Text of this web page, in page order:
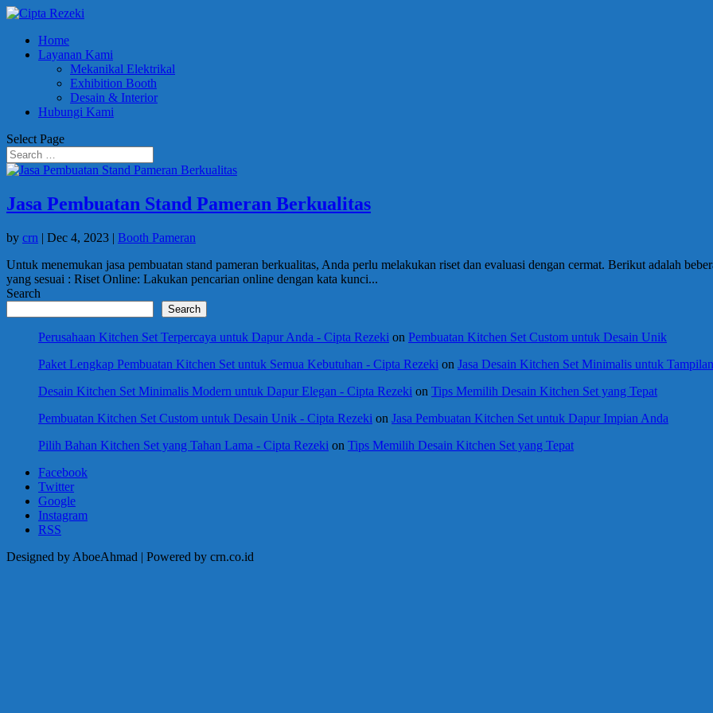
Home
Layanan Kami
Mekanikal Elektrikal
Exhibition Booth
Desain & Interior
Hubungi Kami
Select Page
Jasa Pembuatan Stand Pameran Berkualitas
by crn | Dec 4, 2023 | Booth Pameran
Untuk menemukan jasa pembuatan stand pameran berkualitas, Anda perlu melakukan riset dan evaluasi dengan cermat. Berikut adalah
yang sesuai : Riset Online: Lakukan pencarian online dengan kata kunci...
Search
Search
Perusahaan Kitchen Set Terpercaya untuk Dapur Anda - Cipta Rezeki on Pembuatan Kitchen Set Custom untuk Desain Unik
Paket Lengkap Pembuatan Kitchen Set untuk Semua Kebutuhan - Cipta Rezeki on Jasa Desain Kitchen Set Minimalis untuk
Desain Kitchen Set Minimalis Modern untuk Dapur Elegan - Cipta Rezeki on Tips Memilih Desain Kitchen Set yang Tepat
Pembuatan Kitchen Set Custom untuk Desain Unik - Cipta Rezeki on Jasa Pembuatan Kitchen Set untuk Dapur Impian Anda
Pilih Bahan Kitchen Set yang Tahan Lama - Cipta Rezeki on Tips Memilih Desain Kitchen Set yang Tepat
Facebook
Twitter
Google
Instagram
RSS
Designed by AboeAhmad | Powered by crn.co.id